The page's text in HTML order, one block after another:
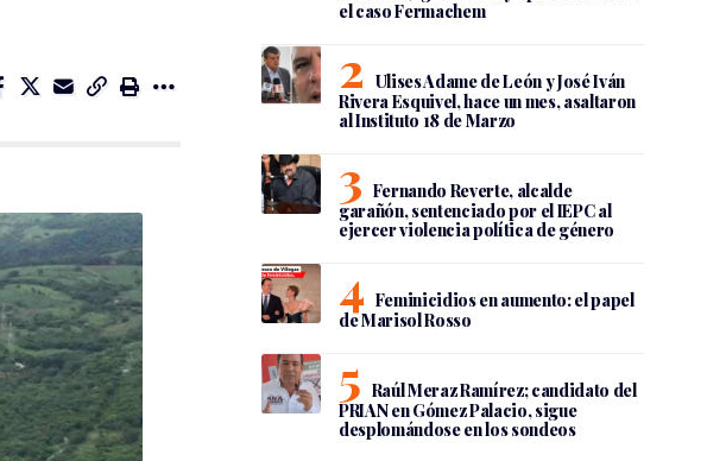
el caso Fermachem
Ulises Adame de León y José Iván
Rivera Esquivel, hace un mes, asaltaron
al Instituto 18 de Marzo
Fernando Reverte, alcalde
garañón, sentenciado por el IEPC al
ejercer violencia política de género
Feminicidios en aumento: el papel
de Marisol Rosso
Raúl Meraz Ramírez; candidato del
PRIAN en Gómez Palacio, sigue
desplomándose en los sondeos